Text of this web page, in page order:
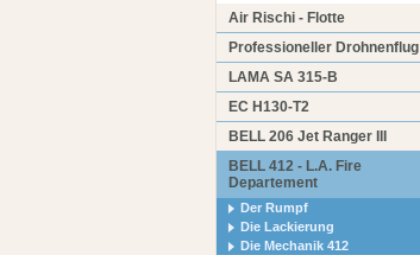
Air Rischi - Flotte
Professioneller Drohnenflug
LAMA SA 315-B
EC H130-T2
BELL 206 Jet Ranger III
BELL 412 - L.A. Fire
Departement
Der Rumpf
Die Lackierung
Die Mechanik 412